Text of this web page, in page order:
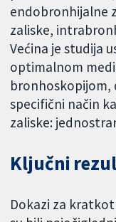
endobronhijalne
zaliske,
Većina je studija
optimalnom
bronhoskopijom,
specifični način
zaliske:
Ključni
Dokazi za